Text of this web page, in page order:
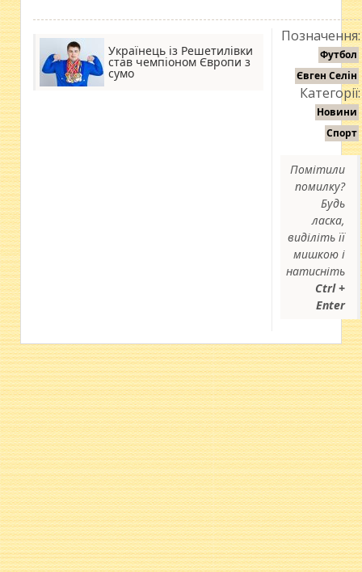
Українець із Решетилівки
став чемпіоном Європи з
сумо
Позначення:
Футбол
Євген Селін
Категорії:
Новини
Спорт
Помітили
помилку?
Будь
ласка,
виділіть її
мишкою і
натисніть
Ctrl +
Enter